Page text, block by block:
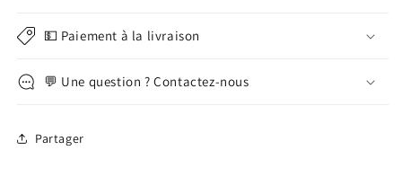
💵 Paiement à la livraison
💬 Une question ? Contactez-nous
Partager